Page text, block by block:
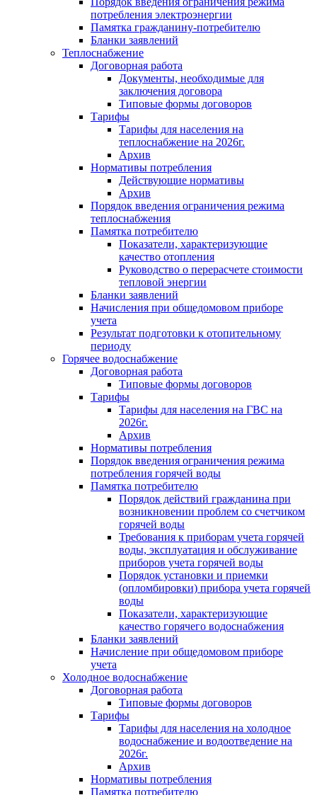
потребления электроэнергии
Памятка гражданину-потребителю
Бланки заявлений
Теплоснабжение
Договорная работа
Документы, необходимые для
заключения договора
Типовые формы договоров
Тарифы
Тарифы для населения на
теплоснабжение на 2026г.
Архив
Нормативы потребления
Действующие нормативы
Архив
Порядок введения ограничения режима
теплоснабжения
Памятка потребителю
Показатели, характеризующие
качество отопления
Руководство о перерасчете стоимости
тепловой энергии
Бланки заявлений
Начисления при общедомовом приборе
учета
Результат подготовки к отопительному
периоду
Горячее водоснабжение
Договорная работа
Типовые формы договоров
Тарифы
Тарифы для населения на ГВС на
2026г.
Архив
Нормативы потребления
Порядок введения ограничения режима
потребления горячей воды
Памятка потребителю
Порядок действий гражданина при
возникновении проблем со счетчиком
горячей воды
Требования к приборам учета горячей
воды, эксплуатация и обслуживание
приборов учета горячей воды
Порядок установки и приемки
(опломбировки) прибора учета горячей
воды
Показатели, характеризующие
качество горячего водоснабжения
Бланки заявлений
Начисление при общедомовом приборе
учета
Холодное водоснабжение
Договорная работа
Типовые формы договоров
Тарифы
Тарифы для населения на холодное
водоснабжение и водоотведение на
2026г.
Архив
Нормативы потребления
Памятка потребителю